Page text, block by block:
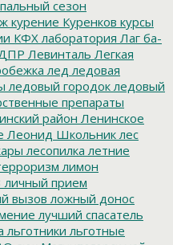
сезон
курение Куренков курсы
КФХ лаборатория Лаг ба-
Левинталь Легкая
лед ледовая
ледовый городок ледовый
препараты
район Ленинское
Леонид Школьник лес
лесопилка летние
лимон
личный прием
вызов ложный донос
лучший спасатель
льготники льготные